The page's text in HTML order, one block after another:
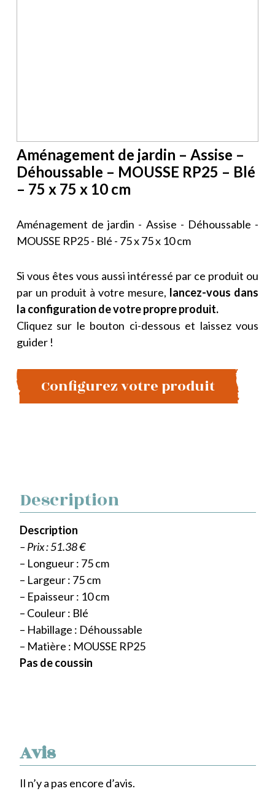
Aménagement de jardin – Assise –
Déhoussable – MOUSSE RP25 – Blé
– 75 x 75 x 10 cm
Aménagement de jardin - Assise - Déhoussable -
MOUSSE RP25 - Blé - 75 x 75 x 10 cm
Si vous êtes vous aussi intéressé par ce produit ou
par un produit à votre mesure, lancez-vous dans
la configuration de votre propre produit.
Cliquez sur le bouton ci-dessous et laissez vous
guider !
Configurez votre produit
Avis
Il n’y a pas encore d’avis.
Description
Description
– Prix : 51.38 €
– Longueur : 75 cm
– Largeur : 75 cm
– Epaisseur : 10 cm
– Couleur : Blé
– Habillage : Déhoussable
– Matière : MOUSSE RP25
Pas de coussin